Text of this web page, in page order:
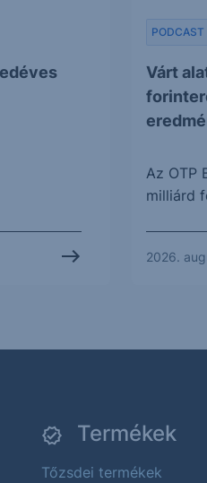
Várt
PODCAST
Az OTP
milliárd
2026.
Termékek
Tőzsdei termékek